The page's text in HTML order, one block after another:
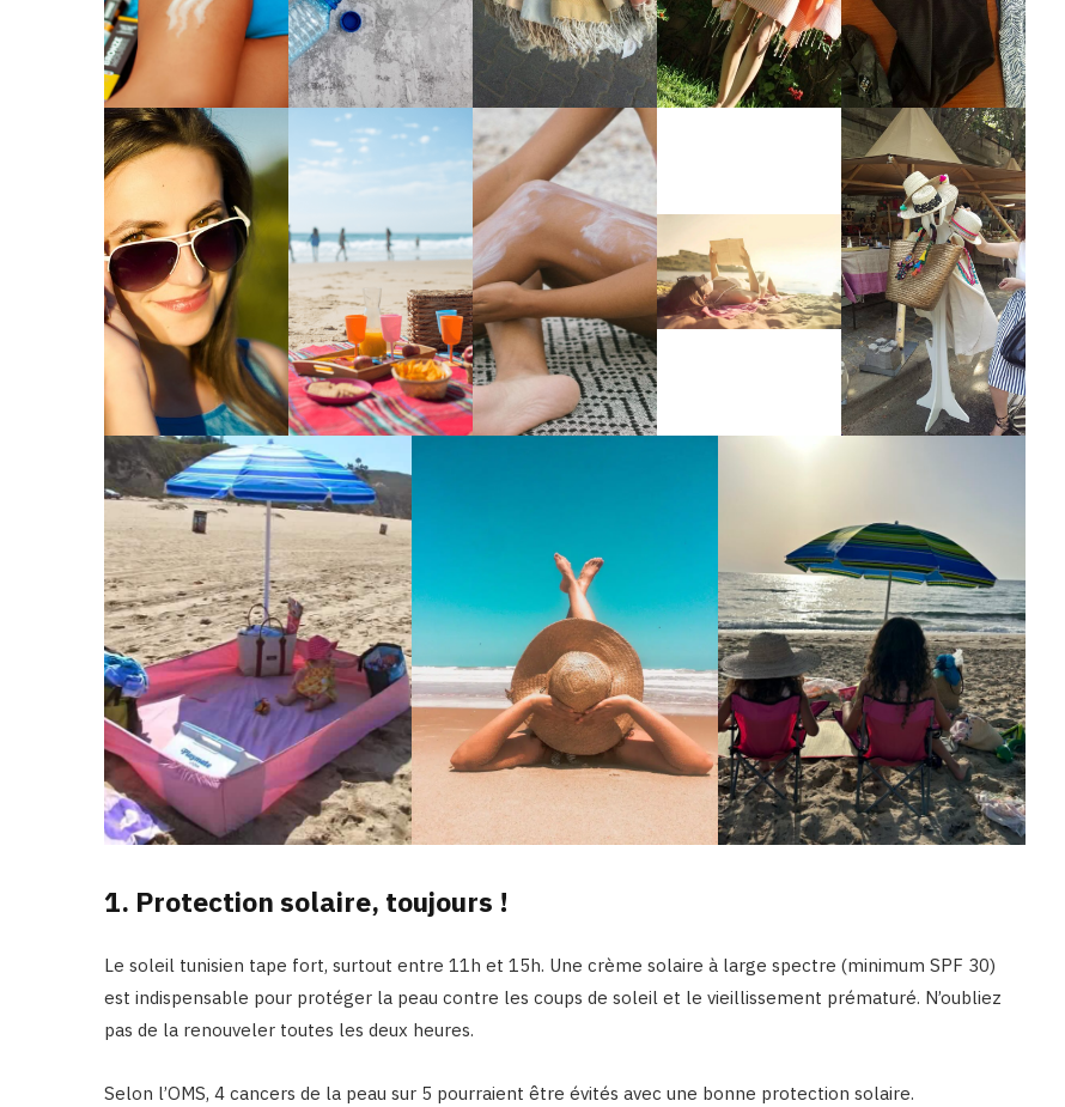
1. Protection solaire, toujours !
Le soleil tunisien tape fort, surtout entre 11h et 15h. Une crème solaire à large spectre (minimum SPF 30)
est indispensable pour protéger la peau contre les coups de soleil et le vieillissement prématuré. N’oubliez
pas de la renouveler toutes les deux heures.
Selon l’OMS, 4 cancers de la peau sur 5 pourraient être évités avec une bonne protection solaire.